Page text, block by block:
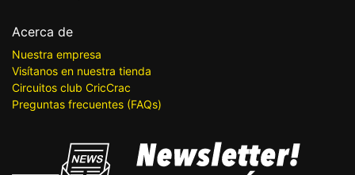
Acerca de
Nuestra empresa
Visítanos en nuestra tienda
Circuitos club CricCrac
Preguntas frecuentes (FAQs)